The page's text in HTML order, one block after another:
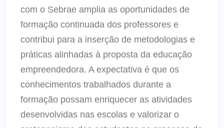
com o Sebrae amplia as oportunidades de
formação continuada dos professores e
contribui para a inserção de metodologias e
práticas alinhadas à proposta da educação
empreendedora. A expectativa é que os
conhecimentos trabalhados durante a
formação possam enriquecer as atividades
desenvolvidas nas escolas e valorizar o